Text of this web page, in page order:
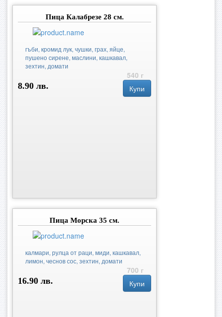
Пица Калабрезе 28 см.
гъби, кромид лук, чушки, грах, яйце,
пушено сирене, маслини, кашкавал,
зехтин, домати
540 г
8.90 лв.
Купи
Пица Морска 35 см.
калмари, рулца от раци, миди, кашкавал,
лимон, чеснов сос, зехтин, домати
700 г
16.90 лв.
Купи